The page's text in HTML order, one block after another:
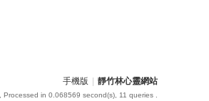
手機版 靜竹林心靈網站
, Processed in 0.068569 second(s), 11 queries .